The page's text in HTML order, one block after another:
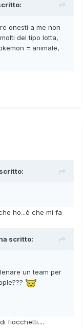
onesti a me non
del tipo lotta,
= animale,
ho...è che mi fa
scritto:
un team per
fiocchetti....